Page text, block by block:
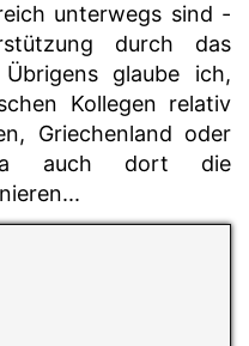
unterwegs sind -
durch das
Übrigens glaube ich,
Kollegen relativ
Griechenland oder
auch dort die